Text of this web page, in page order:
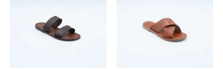
varianti.
Le
opzioni
varianti.
Le
opzioni